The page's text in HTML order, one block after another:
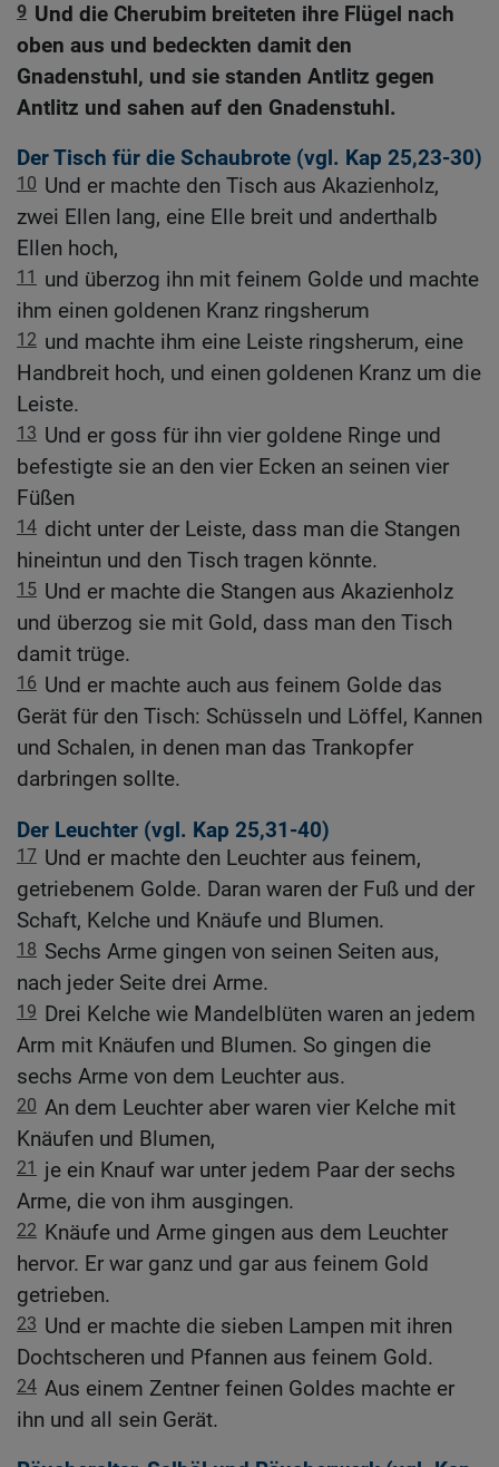
9 Und die Cherubim breiteten ihre Flügel nach
oben aus und bedeckten damit den
Gnadenstuhl, und sie standen Antlitz gegen
Antlitz und sahen auf den Gnadenstuhl.
Der Tisch für die Schaubrote (vgl. Kap 25,23-30)
10 Und er machte den Tisch aus Akazienholz,
zwei Ellen lang, eine Elle breit und anderthalb
Ellen hoch,
11
und überzog ihn mit feinem Golde und machte
ihm einen goldenen Kranz ringsherum
12 und machte ihm eine Leiste ringsherum, eine
Handbreit hoch, und einen goldenen Kranz um die
Leiste.
13 Und er goss für ihn vier goldene Ringe und
befestigte sie an den vier Ecken an seinen vier
Füßen
14 dicht unter der Leiste, dass man die Stangen
hineintun und den Tisch tragen könnte.
15 Und er machte die Stangen aus Akazienholz
und überzog sie mit Gold, dass man den Tisch
damit trüge.
16 Und er machte auch aus feinem Golde das
Gerät für den Tisch: Schüsseln und Löffel, Kannen
und Schalen, in denen man das Trankopfer
darbringen sollte.
Der Leuchter (vgl. Kap 25,31-40)
17 Und er machte den Leuchter aus feinem,
getriebenem Golde. Daran waren der Fuß und der
Schaft, Kelche und Knäufe und Blumen.
18 Sechs Arme gingen von seinen Seiten aus,
nach jeder Seite drei Arme.
19 Drei Kelche wie Mandelblüten waren an jedem
Arm mit Knäufen und Blumen. So gingen die
sechs Arme von dem Leuchter aus.
20 An dem Leuchter aber waren vier Kelche mit
Knäufen und Blumen,
21 je ein Knauf war unter jedem Paar der sechs
Arme, die von ihm ausgingen.
22 Knäufe und Arme gingen aus dem Leuchter
hervor. Er war ganz und gar aus feinem Gold
getrieben.
23 Und er machte die sieben Lampen mit ihren
Dochtscheren und Pfannen aus feinem Gold.
24 Aus einem Zentner feinen Goldes machte er
ihn und all sein Gerät.